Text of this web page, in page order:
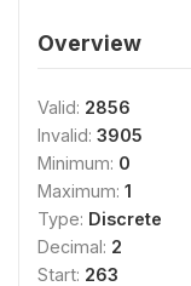
Overview
Valid: 2856
Invalid: 3905
Minimum: 0
Maximum: 1
Type: Discrete
Decimal: 2
Start: 263